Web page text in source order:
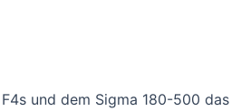
und dem Sigma 180-500 das